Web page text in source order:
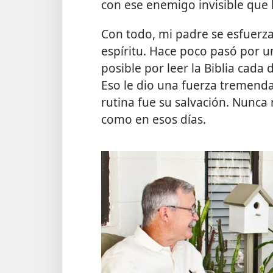
con ese enemigo invisible
Con todo, mi padre se
espíritu. Hace poco pasó por
posible por leer la Biblia cada
Eso le dio una fuerza
rutina fue su salvación.
como en esos días.